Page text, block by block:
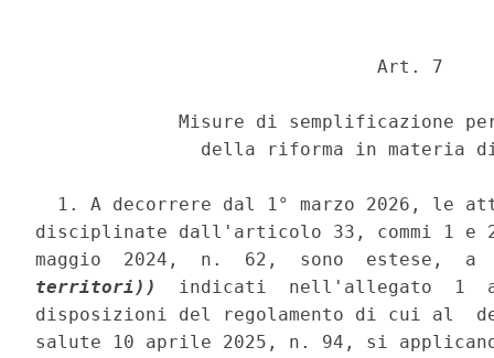
                               Art. 7
Misure di semplificazione
della riforma in materia
1. A decorrere dal 1° marzo 2026, le
disciplinate dall'articolo 33, commi 1 e
maggio  2024,  n.  62,  sono  estese,
territori))
indicati  nell'allegato  1
disposizioni del regolamento di cui al
salute 10 aprile 2025, n. 94, si